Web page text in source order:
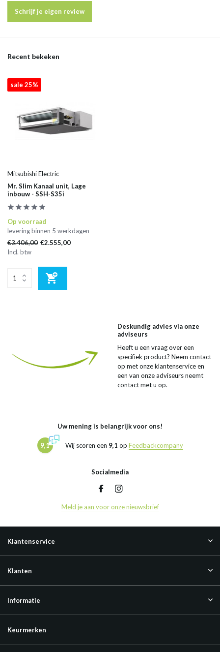
Schrijf je eigen review
Recent bekeken
sale 25%
Mitsubishi Electric
Mr. Slim Kanaal unit, Lage
inbouw - SSH-S35i
Op voorraad
levering binnen 5 werkdagen
€3.406,00 €2.555,00
Incl. btw
Deskundig advies via onze
adviseurs
Heeft u een vraag over een
specifiek product? Neem contact
op met onze klantenservice en
een van onze adviseurs neemt
contact met u op.
Uw mening is belangrijk voor ons!
9,1 Wij scoren een 9,1 op Feedbackcompany
Socialmedia
Meld je aan voor onze nieuwsbrief
Klantenservice
Klanten
Informatie
Keurmerken